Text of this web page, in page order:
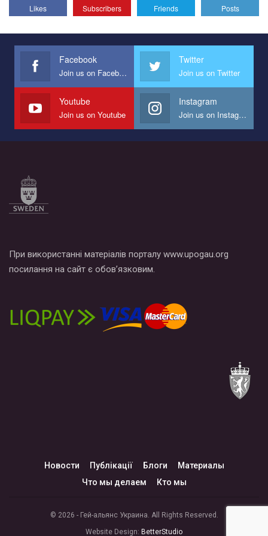
Эмоционально сильный ролик от команды "Гей-альянс
представляющий программу развития организации.
Мы просим вас поддержать нас и помочь нам реализовать
наш план по борьбе с насилием и дискриминацией на почве
СОГИ в Украине.
Все, что вам нужно сделать - это зайти на наш канал YouTube
по этой ссылке и поставить лайк под видео.
Likes Subscribers Friends Posts
Facebook
Join us on Facebook
Twitter
Join us on Twitter
Youtube
Join us on Youtube
Instagram
Join us on Instagram
При використанні матеріалів порталу www.upogau.org
посилання на сайт є обов’язковим.
Новости Публікації Блоги
Материалы
Что мы делаем
Кто мы
© 2026 - Гей-альянс Украина. All Rights Reserved.
Website Design: BetterStudio